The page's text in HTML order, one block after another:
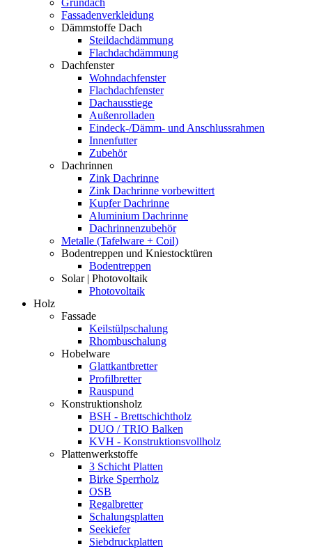
Gründach
Fassadenverkleidung
Dämmstoffe Dach
Steildachdämmung
Flachdachdämmung
Dachfenster
Wohndachfenster
Flachdachfenster
Dachausstiege
Außenrolladen
Eindeck-/Dämm- und Anschlussrahmen
Innenfutter
Zubehör
Dachrinnen
Zink Dachrinne
Zink Dachrinne vorbewittert
Kupfer Dachrinne
Aluminium Dachrinne
Dachrinnenzubehör
Metalle (Tafelware + Coil)
Bodentreppen und Kniestocktüren
Bodentreppen
Solar | Photovoltaik
Photovoltaik
Holz
Fassade
Keilstülpschalung
Rhombuschalung
Hobelware
Glattkantbretter
Profilbretter
Rauspund
Konstruktionsholz
BSH - Brettschichtholz
DUO / TRIO Balken
KVH - Konstruktionsvollholz
Plattenwerkstoffe
3 Schicht Platten
Birke Sperrholz
OSB
Regalbretter
Schalungsplatten
Seekiefer
Siebdruckplatten